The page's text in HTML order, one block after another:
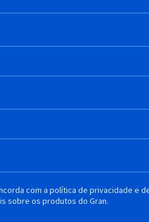
com a política de privacidade e
sobre os produtos do Gran.